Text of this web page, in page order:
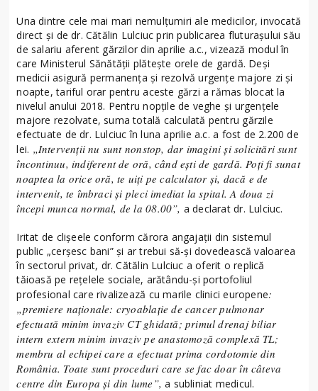
Una dintre cele mai mari nemulțumiri ale medicilor, invocată
direct și de dr. Cătălin Lulciuc prin publicarea fluturașului său
de salariu aferent gărzilor din aprilie a.c., vizează modul în
care Ministerul Sănătății plătește orele de gardă. Deși
medicii asigură permanența și rezolvă urgențe majore zi și
noapte, tariful orar pentru aceste gărzi a rămas blocat la
nivelul anului 2018. Pentru nopțile de veghe și urgențele
majore rezolvate, suma totală calculată pentru gărzile
efectuate de dr. Lulciuc în luna aprilie a.c. a fost de 2.200 de
lei. „Intervenții nu sunt nonstop, dar imagini și solicitări sunt
încontinuu, indiferent de oră, când ești de gardă. Poți fi sunat
noaptea la orice oră, te uiți pe calculator și, dacă e de
intervenit, te îmbraci și pleci imediat la spital. A doua zi
începi munca normal, de la 08.00”, a declarat dr. Lulciuc.
Iritat de clișeele conform cărora angajații din sistemul
public „cerșesc bani” și ar trebui să-și dovedească valoarea
în sectorul privat, dr. Cătălin Lulciuc a oferit o replică
tăioasă pe rețelele sociale, arătându-și portofoliul
profesional care rivalizează cu marile clinici europene:
„premiere naționale: cryoablație de cancer pulmonar
efectuată minim invaziv CT ghidată; primul drenaj biliar
intern extern minim invaziv pe anastomoză complexă TL;
membru al echipei care a efectuat prima cordotomie din
România. Toate sunt proceduri care se fac doar în câteva
centre din Europa și din lume”, a subliniat medicul.